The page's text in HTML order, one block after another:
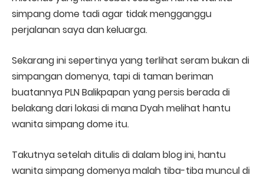
simpang dome tadi agar tidak mengganggu
perjalanan saya dan keluarga.
Sekarang ini sepertinya yang terlihat seram bukan di
simpangan domenya, tapi di taman beriman
buatannya PLN Balikpapan yang persis berada di
belakang dari lokasi di mana Dyah melihat hantu
wanita simpang dome itu.
Takutnya setelah ditulis di dalam blog ini, hantu
wanita simpang domenya malah tiba-tiba muncul di